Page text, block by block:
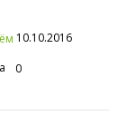
10.10.2016
0